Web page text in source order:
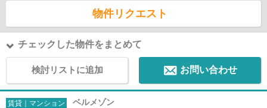
物件リクエスト
チェックした物件をまとめて
検討リストに追加 お問い合わせ
賃貸｜マンション ベルメゾン